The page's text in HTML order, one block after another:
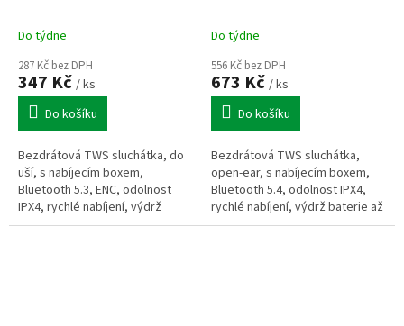
Do týdne
287 Kč bez DPH
347 Kč / ks
Do košíku
Bezdrátová TWS sluchátka, do
uší, s nabíjecím boxem,
Bluetooth 5.3, ENC, odolnost
IPX4, rychlé nabíjení, výdrž
baterie až 35 h, tmavě šedá
Do týdne
556 Kč bez DPH
673 Kč / ks
Do košíku
Bezdrátová TWS sluchátka,
open-ear, s nabíjecím boxem,
Bluetooth 5.4, odolnost IPX4,
rychlé nabíjení, výdrž baterie až
25 h, černá